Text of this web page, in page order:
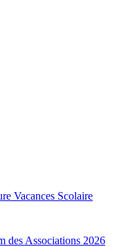
Vacances Scolaire
Associations 2026